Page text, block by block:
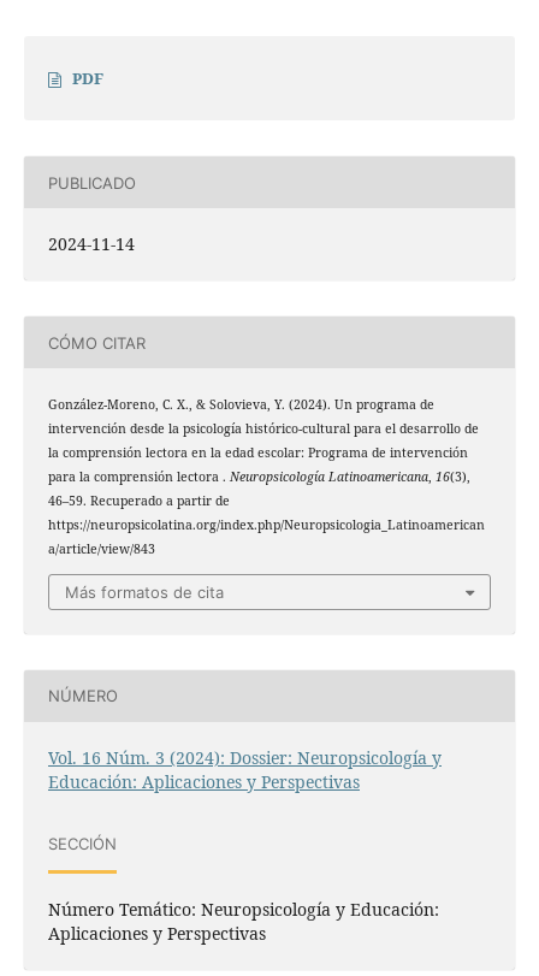
PDF
PUBLICADO
2024-11-14
CÓMO CITAR
González-Moreno, C. X., & Solovieva, Y. (2024). Un programa de
intervención desde la psicología histórico-cultural para el desarrollo de
la comprensión lectora en la edad escolar: Programa de intervención
para la comprensión lectora . Neuropsicología Latinoamericana, 16(3),
46–59. Recuperado a partir de
https://neuropsicolatina.org/index.php/Neuropsicologia_Latinoamerican
a/article/view/843
Más formatos de cita
NÚMERO
Vol. 16 Núm. 3 (2024): Dossier: Neuropsicología y
Educación: Aplicaciones y Perspectivas
SECCIÓN
Número Temático: Neuropsicología y Educación:
Aplicaciones y Perspectivas